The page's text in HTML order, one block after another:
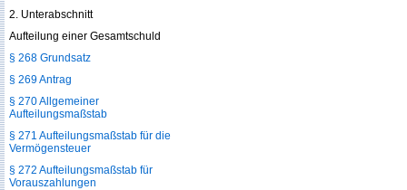
2. Unterabschnitt
Aufteilung einer Gesamtschuld
§ 268 Grundsatz
§ 269 Antrag
§ 270 Allgemeiner
Aufteilungsmaßstab
§ 271 Aufteilungsmaßstab für die
Vermögensteuer
§ 272 Aufteilungsmaßstab für
Vorauszahlungen